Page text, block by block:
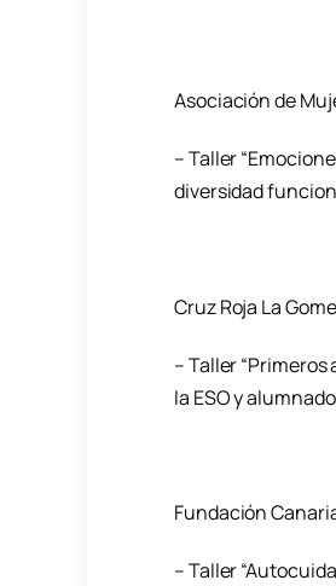
Asociación de
– Taller
diversidad
Cruz Roja La
– Taller
la ESO y
Fundación
– Taller